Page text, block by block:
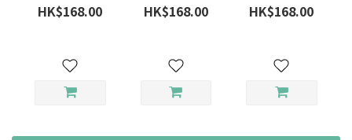
Romantea
Smoky Pink
HK$168.00
Romantea
Betty Ash
HK$168.00
Romantea
Bubbly Candy
HK$168.00